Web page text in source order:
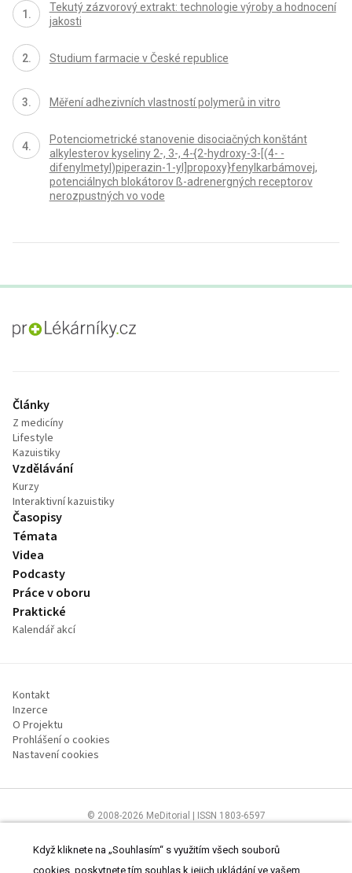
Tekutý zázvorový extrakt: technologie výroby a hodnocení
jakosti
Studium farmacie v České republice
Měření adhezivních vlastností polymerů in vitro
Potenciometrické stanovenie disociačných konštánt
alkylesterov kyseliny 2-, 3-, 4-{2-hydroxy-3-[(4- -
difenylmetyl)piperazin-1-yl]propoxy}fenylkarbámovej,
potenciálnych blokátorov ß-adrenergných receptorov
nerozpustných vo vode
proLékaře.cz
Články
Z medicíny
Lifestyle
Kazuistiky
Vzdělávání
Kurzy
Interaktivní kazuistiky
Časopisy
Témata
Videa
Podcasty
Práce v oboru
Praktické
Kalendář akcí
Kontakt
Inzerce
O Projektu
Prohlášení o cookies
Nastavení cookies
© 2008-2026 MeDitorial | ISSN 1803-6597
Čtěte prohlášeníaZásady zpracování osobních údajů
Když kliknete na „Souhlasím“ s využitím všech souborů
cookies, poskytnete tím souhlas k jejich ukládání ve vašem